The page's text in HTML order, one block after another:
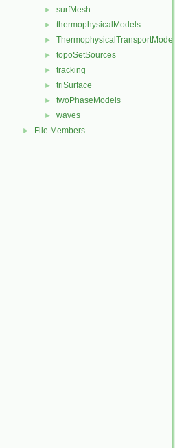
► surfMesh
► thermophysicalModels
► ThermophysicalTransportModels
► topoSetSources
► tracking
► triSurface
► twoPhaseModels
► waves
► File Members